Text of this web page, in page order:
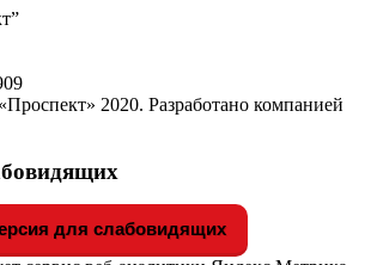
2020. Разработано компанией
для слабовидящих